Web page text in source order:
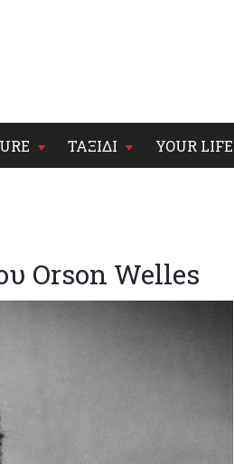
ΤΑΞΙΔΙ YOUR LIFE
Orson Welles